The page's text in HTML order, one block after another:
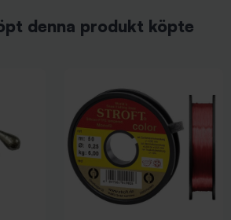
denna produkt köpte